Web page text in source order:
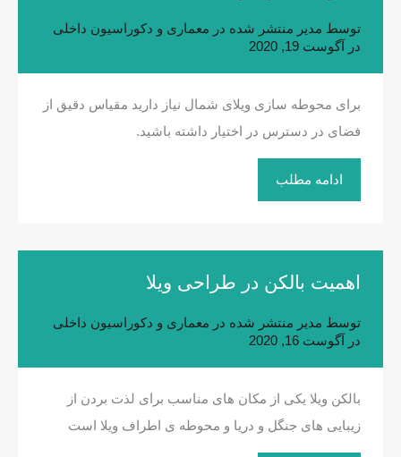
توسط مدیر منتشر شده در معماری و دکوراسیون داخلی
در آگوست 19, 2020
برای محوطه سازی ویلای شمال نیاز دارید مقیاس دقیق از
فضای در دسترس در اختیار داشته باشید.
ادامه مطلب
اهمیت بالکن در طراحی ویلا
توسط مدیر منتشر شده در معماری و دکوراسیون داخلی
در آگوست 16, 2020
بالکن ویلا یکی از مکان های مناسب برای لذت بردن از
زیبایی های جنگل و دریا و محوطه ی اطراف ویلا است